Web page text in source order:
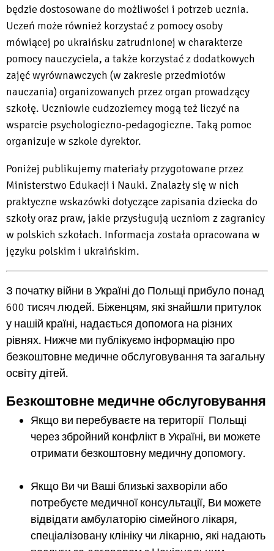
będzie dostosowane do możliwości i potrzeb ucznia.
Uczeń może również korzystać z pomocy osoby
mówiącej po ukraińsku zatrudnionej w charakterze
pomocy nauczyciela, a także korzystać z dodatkowych
zajęć wyrównawczych (w zakresie przedmiotów
nauczania) organizowanych przez organ prowadzący
szkołę. Uczniowie cudzoziemcy mogą też liczyć na
wsparcie psychologiczno-pedagogiczne. Taką pomoc
organizuje w szkole dyrektor.
Poniżej publikujemy materiały przygotowane przez
Ministerstwo Edukacji i Nauki. Znalazły się w nich
praktyczne wskazówki dotyczące zapisania dziecka do
szkoły oraz praw, jakie przysługują uczniom z zagranicy
w polskich szkołach. Informacja została opracowana w
języku polskim i ukraińskim.
З початку війни в Україні до Польщі прибуло понад
600 тисяч людей. Біженцям, які знайшли притулок
у нашій країні, надається допомога на різних
рівнях. Нижче ми публікуємо інформацію про
безкоштовне медичне обслуговування та загальну
освіту дітей.
Безкоштовне медичне обслуговування
Якщо ви перебуваєте на території Польщі
через збройний конфлікт в Україні, ви можете
отримати безкоштовну медичну допомогу.
Якщо Ви чи Ваші близькі захворіли або
потребуєте медичної консультації, Ви можете
відвідати амбулаторію сімейного лікаря,
спеціалізовану клініку чи лікарню, які надають